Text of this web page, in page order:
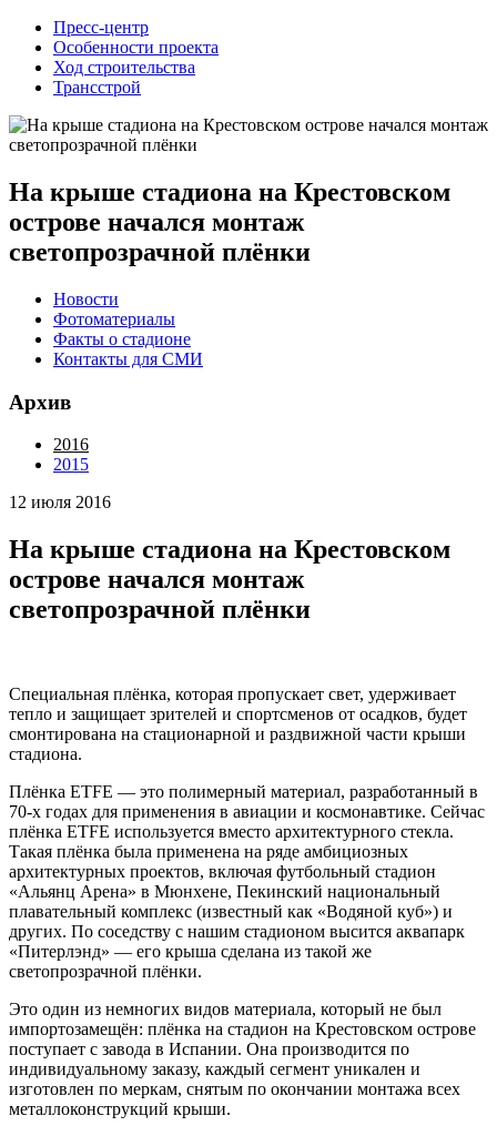
Пресс-центр
Особенности проекта
Ход строительства
Трансстрой
На крыше стадиона на Крестовском
острове начался монтаж
светопрозрачной плёнки
Новости
Фотоматериалы
Факты о стадионе
Контакты для СМИ
Архив
2016
2015
12 июля 2016
На крыше стадиона на Крестовском
острове начался монтаж
светопрозрачной плёнки
Специальная плёнка, которая пропускает свет, удерживает
тепло и защищает зрителей и спортсменов от осадков, будет
смонтирована на стационарной и раздвижной части крыши
стадиона.
Плёнка ETFE — это полимерный материал, разработанный в
70-х годах для применения в авиации и космонавтике. Сейчас
плёнка ETFE используется вместо архитектурного стекла.
Такая плёнка была применена на ряде амбициозных
архитектурных проектов, включая футбольный стадион
«Альянц Арена» в Мюнхене, Пекинский национальный
плавательный комплекс (известный как «Водяной куб») и
других. По соседству с нашим стадионом высится аквапарк
«Питерлэнд» — его крыша сделана из такой же
светопрозрачной плёнки.
Это один из немногих видов материала, который не был
импортозамещён: плёнка на стадион на Крестовском острове
поступает с завода в Испании. Она производится по
индивидуальному заказу, каждый сегмент уникален и
изготовлен по меркам, снятым по окончании монтажа всех
металлоконструкций крыши.